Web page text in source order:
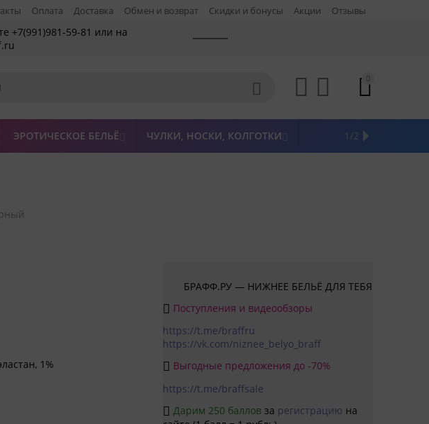
Оплата Доставка Обмен и возврат Скидки и бонусы Акции Отзывы
+7(991)981-59-81 или на
   0

ЭРОТИЧЕСКОЕ БЕЛЬЁ ЧУЛКИ, НОСКИ, КОЛГОТКИ ЖЕНСКАЯ ОДЕЖДА
ПОСЛЕДНИЙ РАЗМЕР
НОВИНКИ
РАСПРОДАЖА
БРЕНДЫ1/2
1%
БРАФФ.РУ — НИЖНЕЕ БЕЛЬЁ ДЛЯ ТЕБЯ
 Поступления и видеообзоры
https://t.me/braffru
https://vk.com/niznee_belyo_braff
 Выгодные предложения до -70%
https://t.me/braffsale
 Дарим 250 баллов за регистрацию на